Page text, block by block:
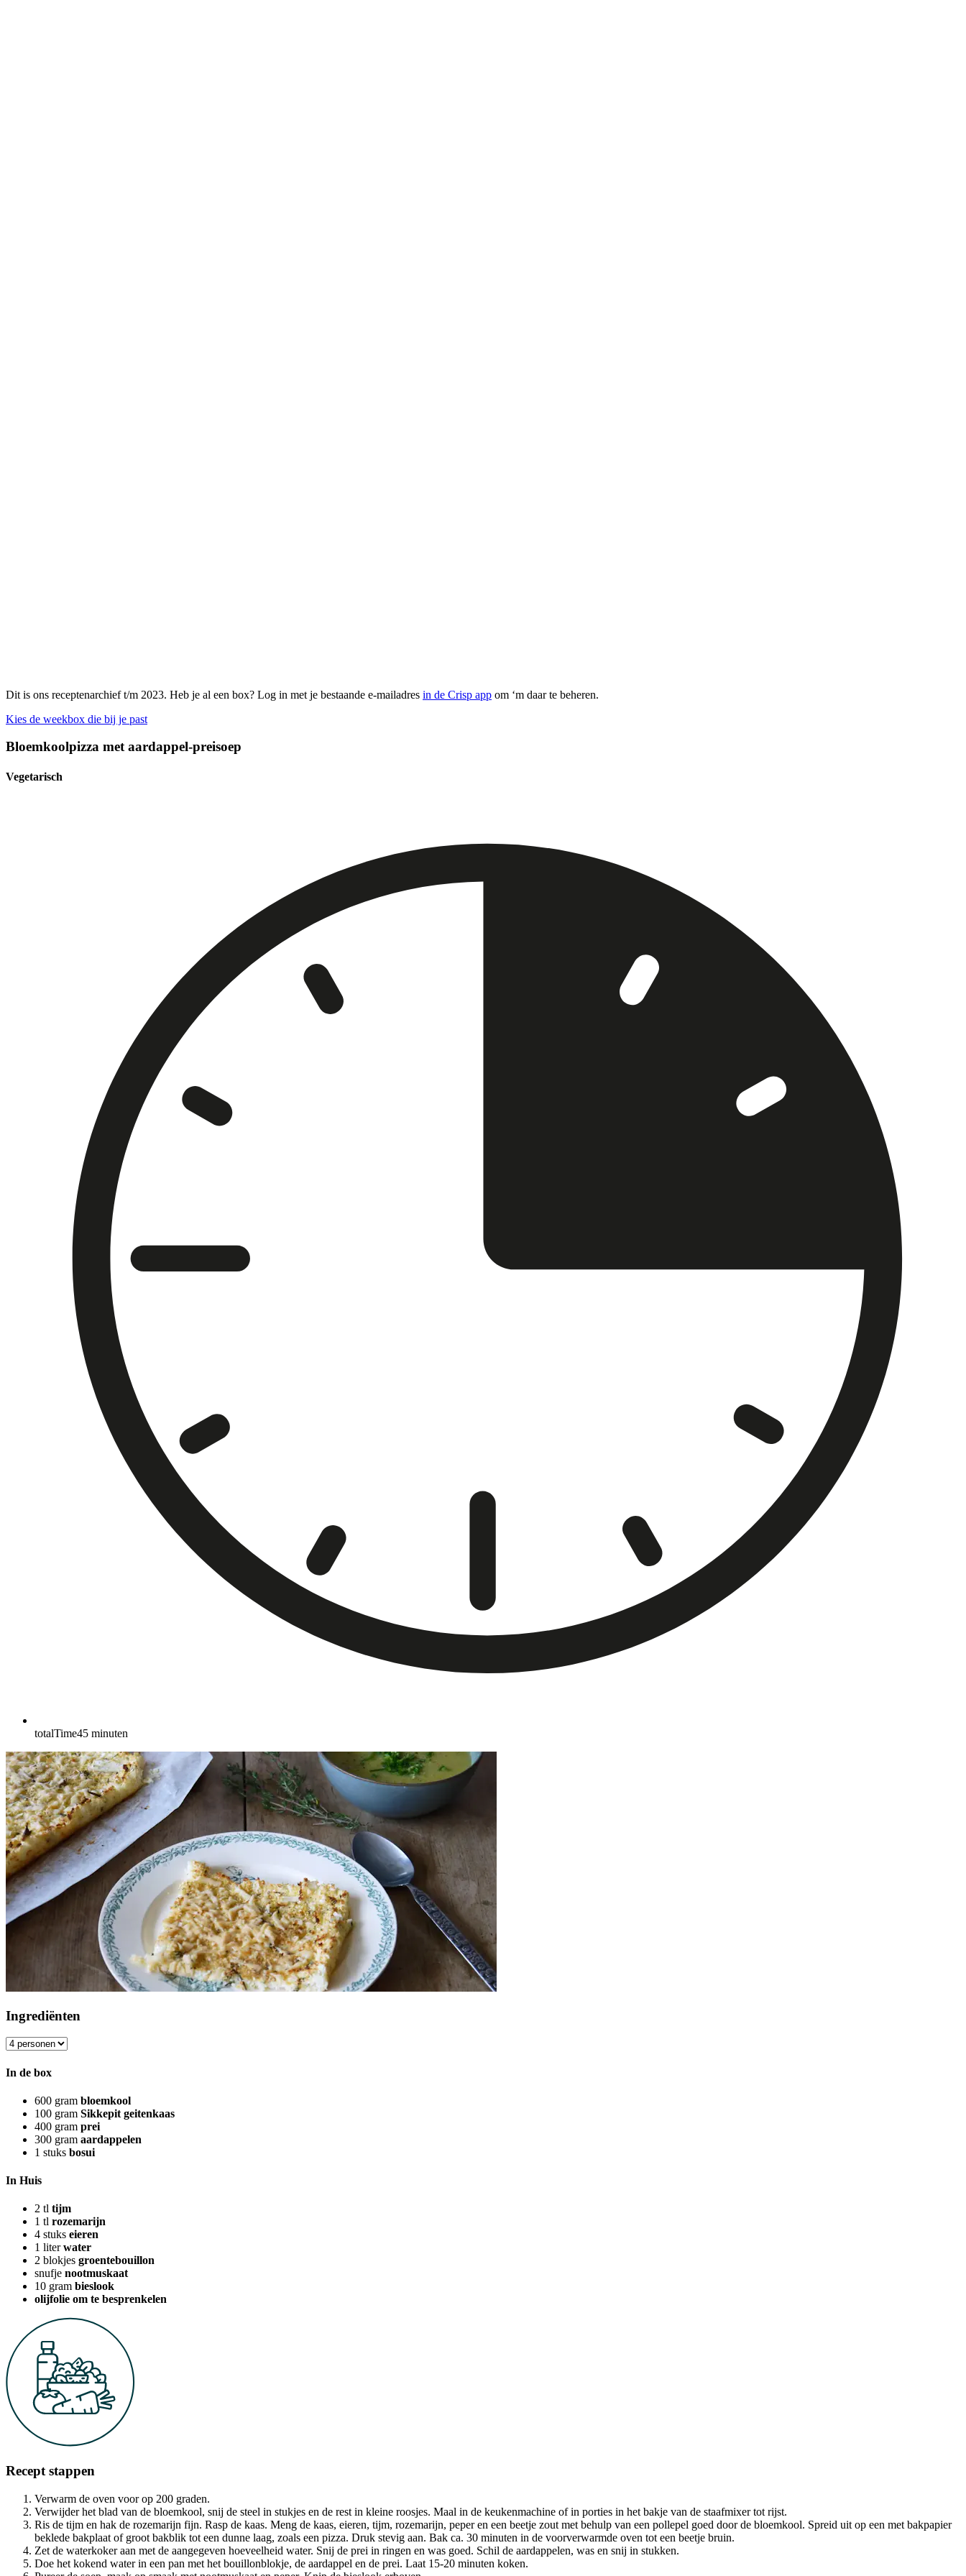
Dit is ons receptenarchief t/m 2023. Heb je al een box? Log in met je bestaande e-mailadres in de Crisp app om ‘m daar te beheren.
Kies de weekbox die bij je past
Bloemkoolpizza met aardappel-preisoep
Vegetarisch
totalTime45 minuten
Ingrediënten
In de box
600 gram bloemkool
100 gram Sikkepit geitenkaas
400 gram prei
300 gram aardappelen
1 stuks bosui
In Huis
2 tl tijm
1 tl rozemarijn
4 stuks eieren
1 liter water
2 blokjes groentebouillon
snufje nootmuskaat
10 gram bieslook
olijfolie om te besprenkelen
Recept stappen
Verwarm de oven voor op 200 graden.
Verwijder het blad van de bloemkool, snij de steel in stukjes en de rest in kleine roosjes. Maal in de keukenmachine of in porties in het bakje van de staafmixer tot rijst.
Ris de tijm en hak de rozemarijn fijn. Rasp de kaas. Meng de kaas, eieren, tijm, rozemarijn, peper en een beetje zout met behulp van een pollepel goed door de bloemkool. Spreid uit op een met bakpapier
beklede bakplaat of groot bakblik tot een dunne laag, zoals een pizza. Druk stevig aan. Bak ca. 30 minuten in de voorverwarmde oven tot een beetje bruin.
Zet de waterkoker aan met de aangegeven hoeveelheid water. Snij de prei in ringen en was goed. Schil de aardappelen, was en snij in stukken.
Doe het kokend water in een pan met het bouillonblokje, de aardappel en de prei. Laat 15-20 minuten koken.